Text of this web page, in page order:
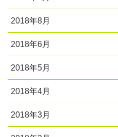
2018年8月
2018年6月
2018年5月
2018年4月
2018年3月